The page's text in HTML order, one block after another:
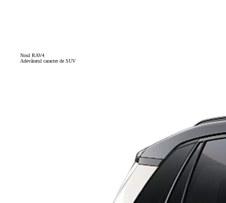
Noul RAV4
Adevăratul caracter de SUV